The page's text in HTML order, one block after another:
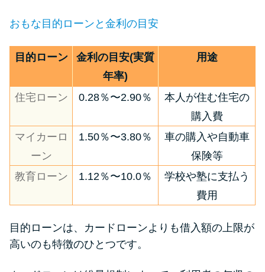
おもな目的ローンと金利の目安
目的ローン
金利の目安(実質
年率)
用途
住宅ローン 0.28％〜2.90％
本人が住む住宅の
購入費
マイカーロ
ーン
1.50％〜3.80％
車の購入や自動車
保険等
教育ローン
1.12％〜10.0％
学校や塾に支払う
費用
目的ローンは、カードローンよりも借入額の上限が
高いのも特徴のひとつです。